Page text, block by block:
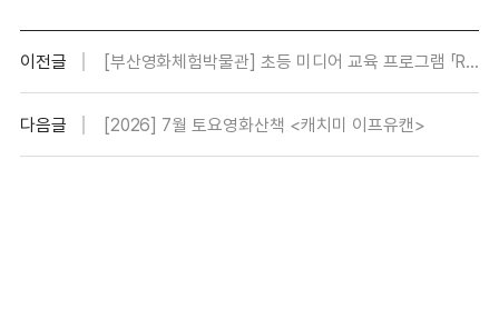
이전글 [부산영화체험박물관] 초등 미디어 교육 프로그램 「READY ACTION! 나도 미디어 크리에이터 되기!」
다음글 [2026] 7월 토요영화산책 <캐치미 이프유캔>